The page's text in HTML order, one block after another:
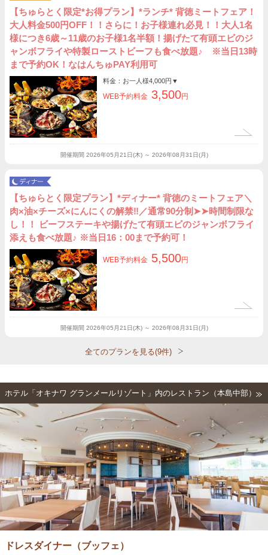
【ちゅらとく限定*お得プラン】*ランチ* 背徳ミートフェア！
大人料金500円OFF！！さらに！お子様連れ必見！！大人1名
様につき6歳～11歳のお子様1名半額！揚げたて有頭エビのジ
ャンボフライや特製ローストビーフも食べ放題♪ ※当日13時
まで予約OK！なはんちゅPAY利用可
料金：お一人様4,000円 ▼
WEB予約料金 3,500円
開催期間 2026年05月21日(木) ～ 2026年08月31日(月)
【ちゅらとく限定プラン】*ディナー* 背徳のミートフェア＼
肉×油×チーズ×にんにくの解禁‼︎／通常90分制➤➤時間制限な
し！！ ビーフステーキや揚げたて有頭エビのジャンボフライ
添えも食べ放題♪ ※当日16：00まで予約可！
WEB予約料金 5,500円
開催期間 2026年05月21日(木) ～ 2026年08月31日(月)
全てのプランを見る(9件)
ホテル「オキナワ グランメールリゾート」内のレストラン（本島中部）
ドレスダイナー（ブッフェ）